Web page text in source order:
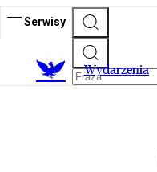
Serwisy
Wydarzenia